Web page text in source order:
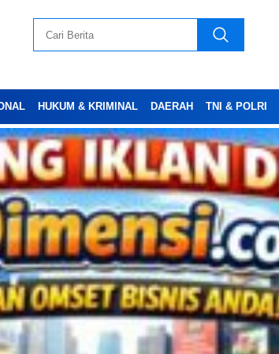
HUKUM & KRIMINAL DAERAH TNI & POLRI
Advertesment